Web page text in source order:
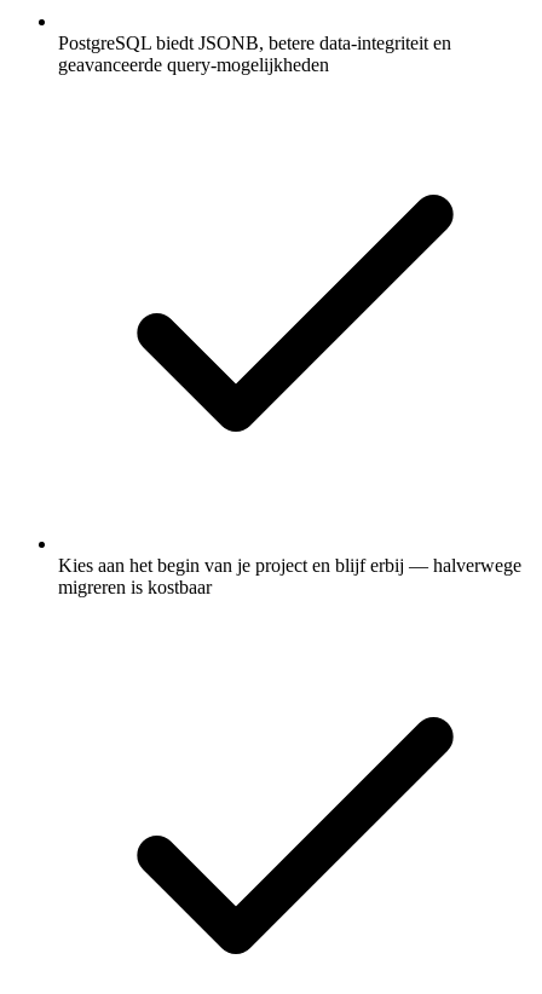
PostgreSQL biedt JSONB, betere data-integriteit en
geavanceerde query-mogelijkheden
Kies aan het begin van je project en blijf erbij — halverwege
migreren is kostbaar